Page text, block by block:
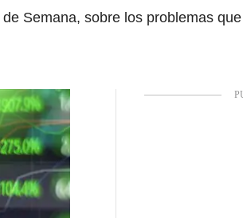
Semana, sobre los problemas